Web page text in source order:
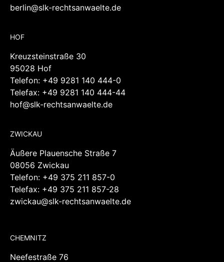
berlin@slk-rechtsanwaelte.de
HOF
Kreuzsteinstraße 30
95028 Hof
Telefon: +49 9281 140 444-0
Telefax: +49 9281 140 444-44
hof@slk-rechtsanwaelte.de
ZWICKAU
Äußere Plauensche Straße 7
08056 Zwickau
Telefon: +49 375 211 857-0
Telefax: +49 375 211 857-28
zwickau@slk-rechtsanwaelte.de
CHEMNITZ
Neefestraße 76